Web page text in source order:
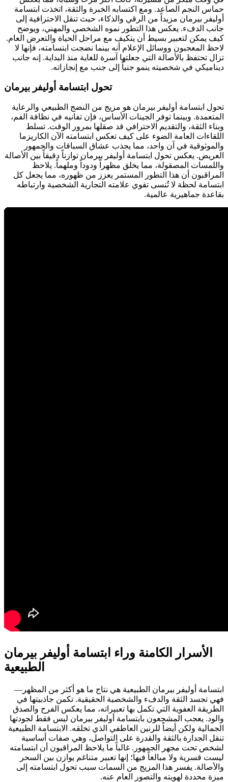
حماس النجم الصاعد. ومع اكتسابه الخبرة والثقة، اتخذت ابتسامة
أوليفر بيرمان مزيداً من الرقي والذكاء، حيث تنقل الاحترافية إلى
جانب الدفء. يعكس هذا التطور نموه الشخصي والمهني، ويوضح
كيف يمكن لتعبير بسيط أن يتكيف مع مراحل الحياة والتعرض العام.
لاحظ المعجبون ووسائل الإعلام أنه بينما نضجت ابتسامته، فإنها لا
تزال تحتفظ بالأصالة التي جعلتها آسرة للغاية منذ البداية. إنه جانب
ديناميكي في شخصيته ينمو جنباً إلى جنب مع إنجازاته.
تحول ابتسامة أوليفر بيرمان
تحول ابتسامة أوليفر بيرمان هو مزيج من النضج الطبيعي والرعاية
المتعمدة. وبينما توفر الجينات الأساس، فإن تفانيه في نظافة الفم،
وبناء الثقة، والتقديم الاحترافي قد صقلها بمرور الوقت. تسلط
اللقاءات العامة الضوء على كيف تعكس ابتسامته الآن الكاريزما
والموثوقية في آن واحد، مما يجذب عشاق السباقات والجمهور
العريض. يعكس تحول ابتسامة أوليفر بيرمان توازناً دقيقاً بين الأصالة
واللمسات المصقولة، مما يخلق مظهراً ودوداً وملهماً. يلاحظ
المراقبون أن هذا التطور المستمر يعزز من ظهوره، مما يجعل كل
ابتسامة لحظة لا تُنسى تقوي علامته التجارية الشخصية وارتباطه
بقاعدة جماهيرية عالمية.
الأسرار الكامنة وراء ابتسامة أوليفر بيرمان
الطبيعية
ابتسامة أوليفر بيرمان الطبيعية هي نتاج ما هو أكثر من المظهر—
فهي تجسد الثقة والدفء والشخصية الحقيقية. تكمن جاذبيتها في
الطريقة العفوية التي تكمل بها تعبيراته، مما يعكس الفرح والصدق
والود. يعجب المشجعون بابتسامة أوليفر بيرمان ليس فقط لجودتها
الجمالية ولكن أيضاً للرنين العاطفي الذي تخلقه. الابتسامة الطبيعية
تنقل الجدارة بالثقة والقدرة على التواصل، وهي صفات أساسية
لشخص تحت مجهر الجمهور. غالباً ما يلاحظ المراقبون أن ابتسامته
ليست قسرية ولا مبالغاً فيها؛ إنها تعبير متناغم يوازن بين السحر
والأصالة. يفسر هذا المزيج من السمات سبب تحول ابتسامته إلى
ميزة محددة لهويته والتصور العام عنه.